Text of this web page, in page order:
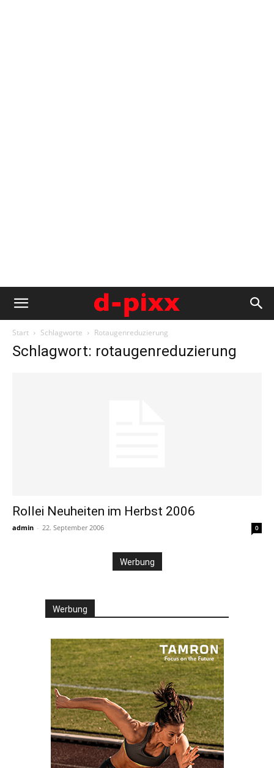
Start Schlagworte Rotaugenreduzierung
Schlagwort: rotaugenreduzierung
Rollei Neuheiten im Herbst 2006
admin - 22. September 2006 0
Werbung
Werbung